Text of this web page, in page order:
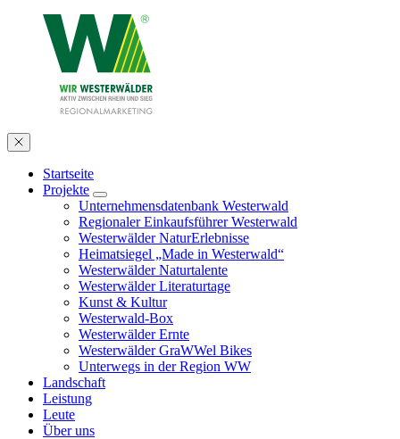
Startseite
Projekte
Unternehmensdatenbank Westerwald
Regionaler Einkaufsführer Westerwald
Westerwälder NaturErlebnisse
Heimatsiegel „Made in Westerwald“
Westerwälder Naturtalente
Westerwälder Literaturtage
Kunst & Kultur
Westerwald-Box
Westerwälder Ernte
Westerwälder GraWWel Bikes
Unterwegs in der Region WW
Landschaft
Leistung
Leute
Über uns